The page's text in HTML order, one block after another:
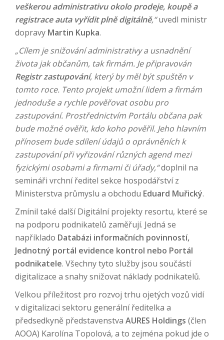
veškerou administrativu okolo prodeje, koupě a
registrace auta vyřídit plně digitálně,“uvedl ministr
dopravy Martin Kupka.
„Cílem je snižování administrativy a usnadnění
života jak občanům, tak firmám. Je připravován
Registr zastupování, který by měl být spuštěn v
tomto roce. Tento projekt umožní lidem a firmám
jednoduše a rychle pověřovat osobu pro
zastupování. Prostřednictvím Portálu občana pak
bude možné ověřit, kdo koho pověřil. Jeho hlavním
přínosem bude sdílení údajů o oprávněních k
zastupování při vyřizování různých agend mezi
fyzickými osobami a firmami či úřady,“doplnil na
semináři vrchní ředitel sekce hospodářství z
Ministerstva průmyslu a obchodu Eduard Muřický.
Zmínil také další Digitální projekty resortu, které se
na podporu podnikatelů zaměřují. Jedná se
napříklado Databázi informačních povinností,
Jednotný portál evidence kontrol nebo Portál
podnikatele. Všechny tyto služby jsou součástí
digitalizace a snahy snižovat náklady podnikatelů.
Velkou příležitost pro rozvoj trhu ojetých vozů vidí
v digitalizaci sektoru generální ředitelka a
předsedkyně představenstva AURES Holdings (člen
AOOA) Karolína Topolová, a to zejména pokud jde o